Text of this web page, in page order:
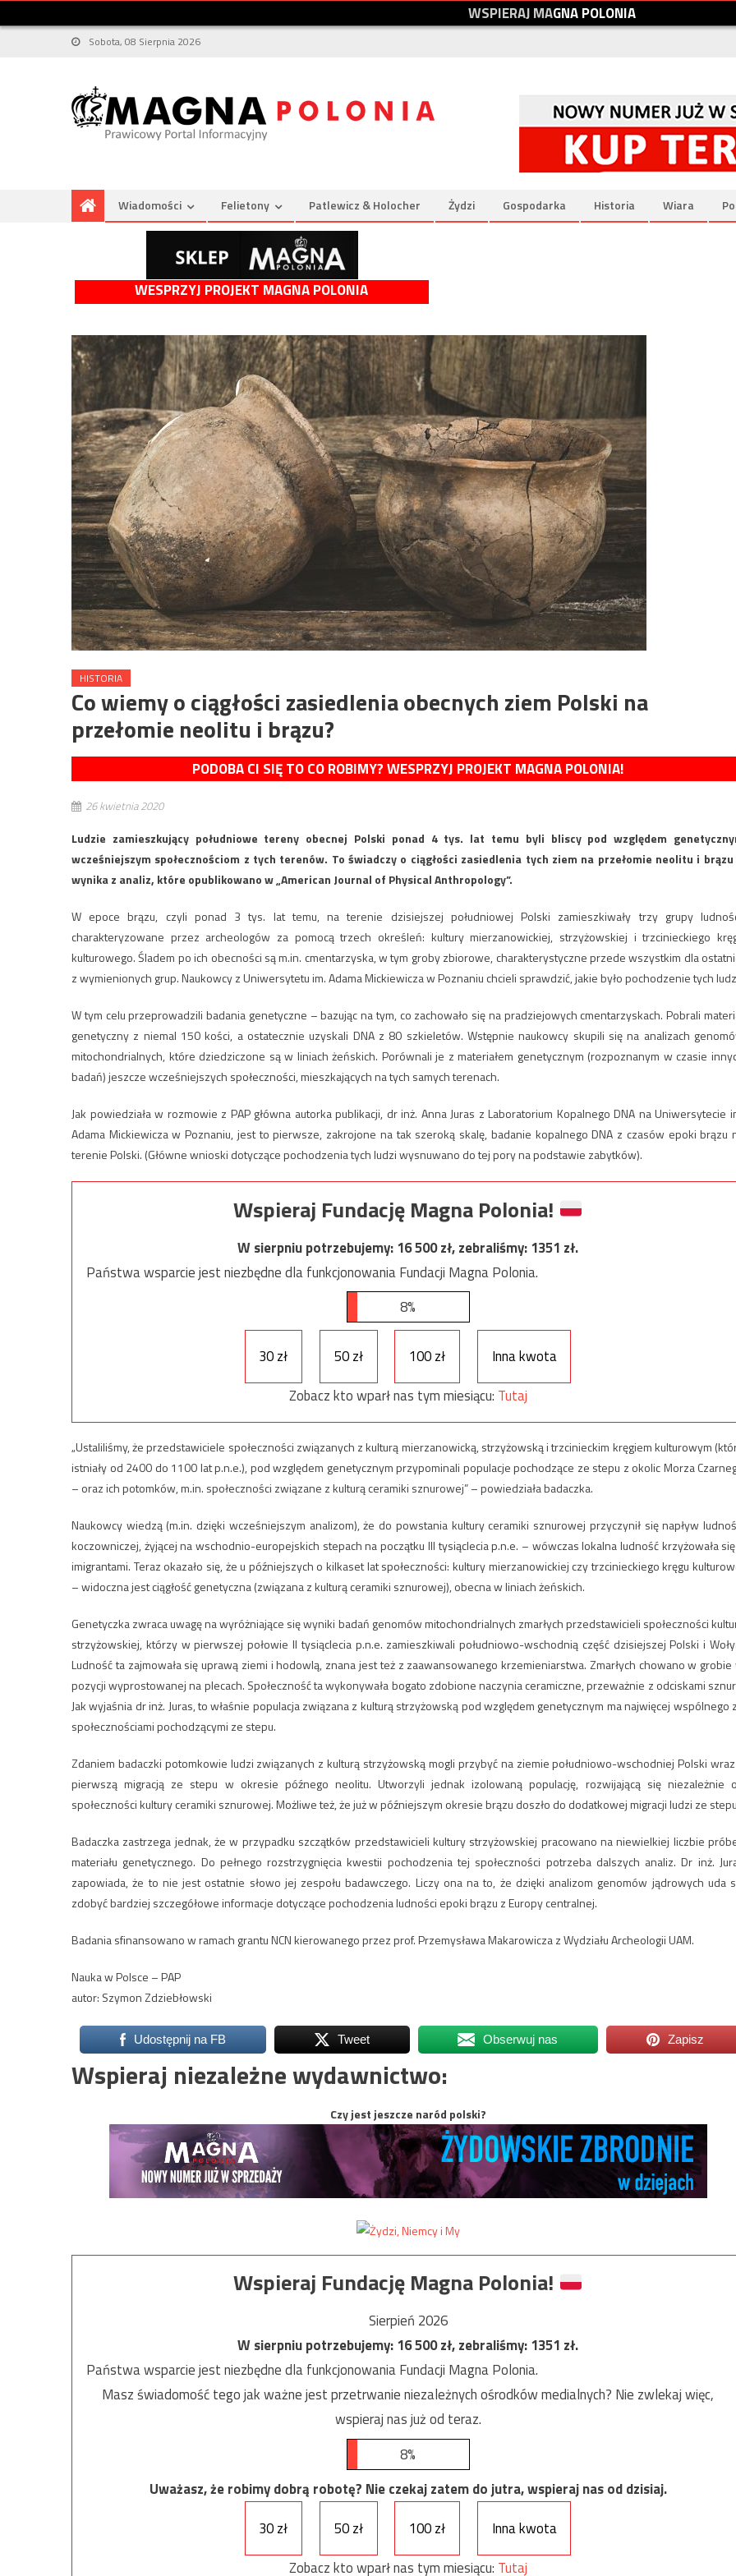
WSPIERAJMAGNAPOLONIA
Sobota, 08 Sierpnia 2026
Wiadomości Felietony Patlewicz & Holocher Żydzi Gospodarka Historia Wiara
WESPRZYJ PROJEKT MAGNA POLONIA
HISTORIA
Co wiemy o ciągłości zasiedlenia obecnych ziem Polski na
przełomie neolitu i brązu?
PODOBA CI SIĘ TO CO ROBIMY? WESPRZYJ PROJEKT MAGNA POLONIA!
26 kwietnia 2020
Ludzie zamieszkujący południowe tereny obecnej Polski ponad 4 tys. lat temu byli bliscy pod względem
wcześniejszym społecznościom z tych terenów. To świadczy o ciągłości zasiedlenia tych ziem na przełomie neolitu i
wynika z analiz, które opublikowano w „American Journal of Physical Anthropology”.
W epoce brązu, czyli ponad 3 tys. lat temu, na terenie dzisiejszej południowej Polski zamieszkiwały trzy grupy
charakteryzowane przez archeologów za pomocą trzech określeń: kultury mierzanowickiej, strzyżowskiej i trzcinieckiego
kulturowego. Śladem po ich obecności są m.in. cmentarzyska, w tym groby zbiorowe, charakterystyczne przede wszystkim dla
z wymienionych grup. Naukowcy z Uniwersytetu im. Adama Mickiewicza w Poznaniu chcieli sprawdzić, jakie było pochodzenie tych
W tym celu przeprowadzili badania genetyczne – bazując na tym, co zachowało się na pradziejowych cmentarzyskach. Pobrali
genetyczny z niemal 150 kości, a ostatecznie uzyskali DNA z 80 szkieletów. Wstępnie naukowcy skupili się na analizach
mitochondrialnych, które dziedziczone są w liniach żeńskich. Porównali je z materiałem genetycznym (rozpoznanym w czasie
badań) jeszcze wcześniejszych społeczności, mieszkających na tych samych terenach.
Jak powiedziała w rozmowie z PAP główna autorka publikacji, dr inż. Anna Juras z Laboratorium Kopalnego DNA na Uniwersytecie
Adama Mickiewicza w Poznaniu, jest to pierwsze, zakrojone na tak szeroką skalę, badanie kopalnego DNA z czasów epoki brązu
terenie Polski. (Główne wnioski dotyczące pochodzenia tych ludzi wysnuwano do tej pory na podstawie zabytków).
Wspieraj Fundację Magna Polonia!
W sierpniu potrzebujemy:16 500zł, zebraliśmy:1351 zł.
Państwa wsparcie jest niezbędne dla funkcjonowania Fundacji Magna Polonia.
8%
30 zł 50 zł 100 zł
Inna kwota
Zobacz kto wparł nas tym miesiącu: Tutaj
„Ustaliliśmy, że przedstawiciele społeczności związanych z kulturą mierzanowicką, strzyżowską i trzcinieckim kręgiem kulturowym
istniały od 2400 do 1100 lat p.n.e.), pod względem genetycznym przypominali populacje pochodzące ze stepu z okolic Morza
– oraz ich potomków, m.in. społeczności związane z kulturą ceramiki sznurowej” – powiedziała badaczka.
Naukowcy wiedzą (m.in. dzięki wcześniejszym analizom), że do powstania kultury ceramiki sznurowej przyczynił się napływ
koczowniczej, żyjącej na wschodnio-europejskich stepach na początku III tysiąclecia p.n.e. – wówczas lokalna ludność krzyżowała
imigrantami. Teraz okazało się, że u późniejszych o kilkaset lat społeczności: kultury mierzanowickiej czy trzcinieckiego kręgu
– widoczna jest ciągłość genetyczna (związana z kulturą ceramiki sznurowej), obecna w liniach żeńskich.
Genetyczka zwraca uwagę na wyróżniające się wyniki badań genomów mitochondrialnych zmarłych przedstawicieli społeczności
strzyżowskiej, którzy w pierwszej połowie II tysiąclecia p.n.e. zamieszkiwali południowo-wschodnią część dzisiejszej Polski i
Ludność ta zajmowała się uprawą ziemi i hodowlą, znana jest też z zaawansowanego krzemieniarstwa. Zmarłych chowano w grobie
pozycji wyprostowanej na plecach. Społeczność ta wykonywała bogato zdobione naczynia ceramiczne, przeważnie z odciskami
Jak wyjaśnia dr inż. Juras, to właśnie populacja związana z kulturą strzyżowską pod względem genetycznym ma najwięcej wspólnego
społecznościami pochodzącymi ze stepu.
Zdaniem badaczki potomkowie ludzi związanych z kulturą strzyżowską mogli przybyć na ziemie południowo-wschodniej Polski
pierwszą migracją ze stepu w okresie późnego neolitu. Utworzyli jednak izolowaną populację, rozwijającą się niezależnie
społeczności kultury ceramiki sznurowej. Możliwe też, że już w późniejszym okresie brązu doszło do dodatkowej migracji ludzi ze
Badaczka zastrzega jednak, że w przypadku szczątków przedstawicieli kultury strzyżowskiej pracowano na niewielkiej liczbie
materiału genetycznego. Do pełnego rozstrzygnięcia kwestii pochodzenia tej społeczności potrzeba dalszych analiz. Dr inż.
zapowiada, że to nie jest ostatnie słowo jej zespołu badawczego. Liczy ona na to, że dzięki analizom genomów jądrowych uda
zdobyć bardziej szczegółowe informacje dotyczące pochodzenia ludności epoki brązu z Europy centralnej.
Badania sfinansowano w ramach grantu NCN kierowanego przez prof. Przemysława Makarowicza z Wydziału Archeologii UAM.
Nauka w Polsce – PAP
autor: Szymon Zdziebłowski
Udostępnij na FB Tweet Obserwuj nas Zapisz
Wspieraj niezależne wydawnictwo:
Czy jest jeszcze naród polski?
Wspieraj Fundację Magna Polonia!
Sierpień 2026
W sierpniu potrzebujemy:16 500zł, zebraliśmy:1351 zł.
Państwa wsparcie jest niezbędne dla funkcjonowania Fundacji Magna Polonia.
Masz świadomość tego jak ważne jest przetrwanie niezależnych ośrodków medialnych? Nie zwlekaj więc,
wspieraj nas już od teraz.
8%
Uważasz, że robimy dobrą robotę? Nie czekaj zatem do jutra, wspieraj nas od dzisiaj.
30 zł
50 zł 100 zł
Inna kwota
Zobacz kto wparł nas tym miesiącu: Tutaj